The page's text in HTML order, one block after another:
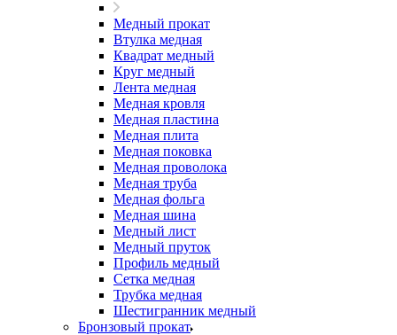
Медный прокат
Втулка медная
Квадрат медный
Круг медный
Лента медная
Медная кровля
Медная пластина
Медная плита
Медная поковка
Медная проволока
Медная труба
Медная фольга
Медная шина
Медный лист
Медный пруток
Профиль медный
Сетка медная
Трубка медная
Шестигранник медный
Бронзовый прокат